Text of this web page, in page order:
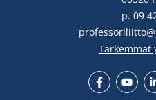
p. 09
Tarkemmat